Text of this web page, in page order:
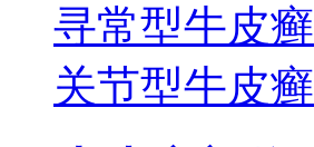
寻常型牛皮癣
关节型牛皮癣